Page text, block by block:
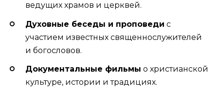
ведущих храмов и церквей.
Духовные беседы и проповеди с
участием известных священнослужителей
и богословов.
Документальные фильмы о христианской
культуре, истории и традициях.